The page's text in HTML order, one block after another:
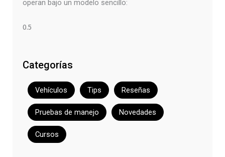
operan bajo un modelo sencillo:
Categorías
Vehículos Tips Reseñas
Pruebas de manejo Novedades
Cursos